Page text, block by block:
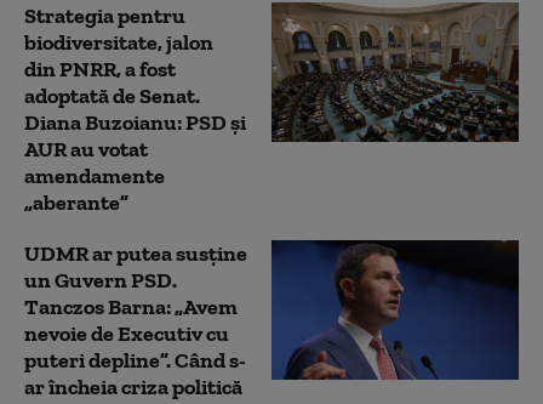
Strategia pentru
biodiversitate, jalon
din PNRR, a fost
adoptată de Senat.
Diana Buzoianu: PSD și
AUR au votat
amendamente
„aberante”
UDMR ar putea susține
un Guvern PSD.
Tanczos Barna: „Avem
nevoie de Executiv cu
puteri depline”. Când s-
ar încheia criza politică